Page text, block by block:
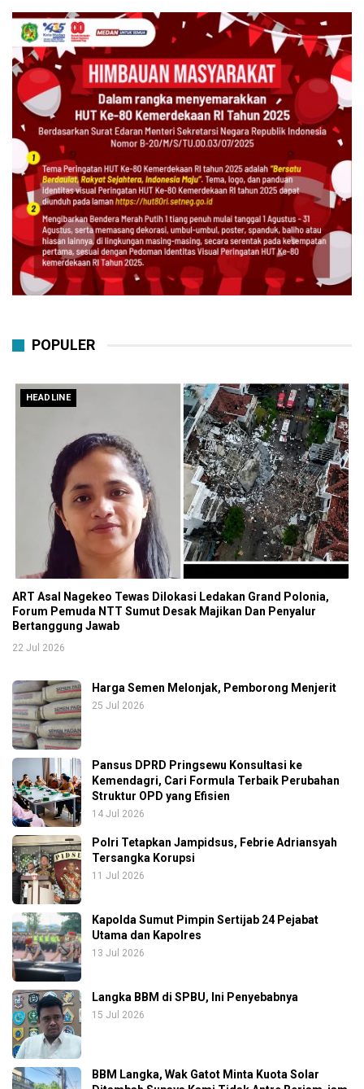
POPULER
HEADLINE
ART Asal Nagekeo Tewas Dilokasi Ledakan Grand Polonia,
Forum Pemuda NTT Sumut Desak Majikan Dan Penyalur
Bertanggung Jawab
22 Jul 2026
Harga Semen Melonjak, Pemborong Menjerit
25 Jul 2026
Pansus DPRD Pringsewu Konsultasi ke
Kemendagri, Cari Formula Terbaik Perubahan
Struktur OPD yang Efisien
14 Jul 2026
Polri Tetapkan Jampidsus, Febrie Adriansyah
Tersangka Korupsi
11 Jul 2026
Kapolda Sumut Pimpin Sertijab 24 Pejabat
Utama dan Kapolres
13 Jul 2026
Langka BBM di SPBU, Ini Penyebabnya
15 Jul 2026
BBM Langka, Wak Gatot Minta Kuota Solar